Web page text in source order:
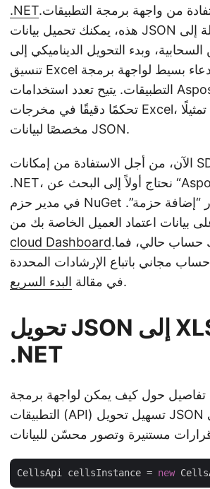
.NET.من خلال الاستفادة من واجهة برمجة التطبيقات
هذه، يمكنك تحميل بيانات JSON الخاصة بك بسهولة إلى
وبدء التحويل الديناميكي إلى
تنسيق Excel من خلال استدعاء بسيط لواجهة برمجة
التطبيقات. يتيح تعدد استخدامات Aspose.Cells Cloud
تحكمًا دقيقًا في مخرجات Excel، مما يضمن تمثيلًا
مخصصًا لبيانات JSON.
الآن، من أجل الاستفادة من إمكانات SDK هذه في تطبيق
.NET، نحتاج أولاً إلى البحث عن “Aspose.Cells-Cloud”
في مدير حزم NuGet والنقر فوق الزر “إضافة حزمة”.
بيانات اعتماد العميل الخاصة بك من
cloud Dashboard.إذا لم يكن لديك حساب حالي، فما
مجاني باتباع الإرشادات المحددة
في مقالة البدء السريع .
تحويل JSON إلى XLS في C#
.NET
حول كيف يمكن لواجهة برمجة
التطبيقات (API) تسهيل تحويل JSON إلى XLS لاتخاذ
CellsApi cellsInstance = new